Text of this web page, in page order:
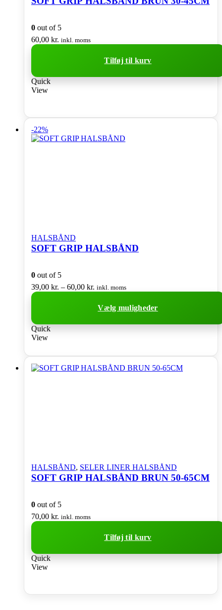
0 out of 5
60,00 kr. inkl. moms
Tilføj til kurv
Quick
View
-22%
HALSBÅND
SOFT GRIP HALSBÅND
0 out of 5
39,00 kr. – 60,00 kr. Prisinterval:
til
60,00 kr.
inkl. moms
Vælg muligheder
Dette
vare
flere
varianter.
Mulighederne
Quick
View
HALSBÅND, SELER LINER HALSBÅND
SOFT GRIP HALSBÅND BRUN 50-65CM
0 out of 5
70,00 kr. inkl. moms
Tilføj til kurv
Quick
View